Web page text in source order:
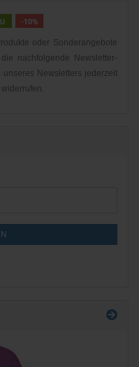
oder Sonderangebote
nachfolgende Newsletter-
Newsletters jederzeit